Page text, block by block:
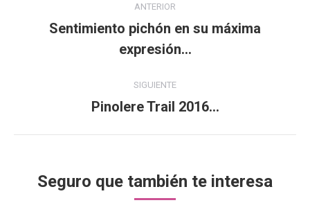
entre
publicaciones
ANTERIOR
Publicación
anterior:
Sentimiento pichón en su máxima
expresión…
SIGUIENTE
Publicación
Pinolere Trail 2016…
Seguro que también te interesa